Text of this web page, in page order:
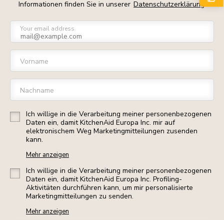
Informationen finden Sie in unserer Datenschutzerklärung
Your email address
Vorname
Nachname
Ich willige in die Verarbeitung meiner personenbezogenen
Daten ein, damit KitchenAid Europa Inc. mir auf
elektronischem Weg Marketingmitteilungen zusenden
kann.
Mehr anzeigen
Ich willige in die Verarbeitung meiner personenbezogenen
Daten ein, damit KitchenAid Europa Inc. Profiling-
Aktivitäten durchführen kann, um mir personalisierte
Marketingmitteilungen zu senden.
Mehr anzeigen